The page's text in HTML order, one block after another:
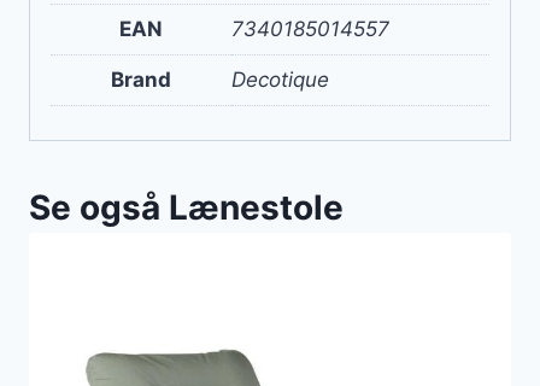
EAN 7340185014557
Brand Decotique
Se også Lænestole